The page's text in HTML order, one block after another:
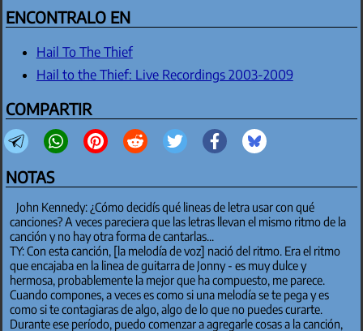
ENCONTRALO EN
Hail To The Thief
Hail to the Thief: Live Recordings 2003-2009
COMPARTIR
NOTAS
John Kennedy: ¿Cómo decidís qué lineas de letra usar con qué
canciones? A veces pareciera que las letras llevan el mismo ritmo de la
canción y no hay otra forma de cantarlas...
TY: Con esta canción, [la melodía de voz] nació del ritmo. Era el ritmo
que encajaba en la linea de guitarra de Jonny - es muy dulce y
hermosa, probablemente la mejor que ha compuesto, me parece.
Cuando compones, a veces es como si una melodía se te pega y es
como si te contagiaras de algo, algo de lo que no puedes curarte.
Durante ese período, puedo comenzar a agregarle cosas a la canción,